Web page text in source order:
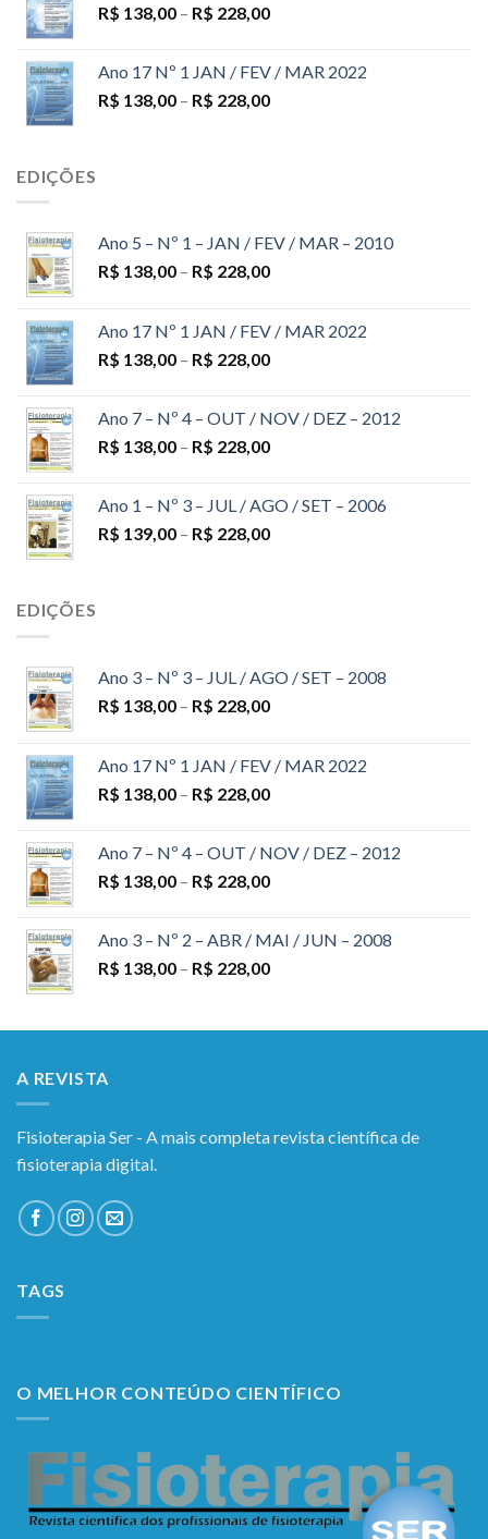
R$ 138,00 – R$ 228,00
Ano 17 Nº 1 JAN / FEV / MAR 2022
R$ 138,00 – R$ 228,00
EDIÇÕES
Ano 5 – Nº 1 – JAN / FEV / MAR – 2010
R$ 138,00 – R$ 228,00
Ano 17 Nº 1 JAN / FEV / MAR 2022
R$ 138,00 – R$ 228,00
Ano 7 – Nº 4 – OUT / NOV / DEZ – 2012
R$ 138,00 – R$ 228,00
Ano 1 – Nº 3 – JUL / AGO / SET – 2006
R$ 139,00 – R$ 228,00
EDIÇÕES
Ano 3 – Nº 3 – JUL / AGO / SET – 2008
R$ 138,00 – R$ 228,00
Ano 17 Nº 1 JAN / FEV / MAR 2022
R$ 138,00 – R$ 228,00
Ano 7 – Nº 4 – OUT / NOV / DEZ – 2012
R$ 138,00 – R$ 228,00
Ano 3 – Nº 2 – ABR / MAI / JUN – 2008
R$ 138,00 – R$ 228,00
A REVISTA
Fisioterapia Ser - A mais completa revista científica de
fisioterapia digital.
TAGS
O MELHOR CONTEÚDO CIENTÍFICO